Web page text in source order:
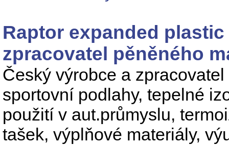
Raptor expanded
zpracovatel pěněného
Český výrobce a
sportovní podlahy, tepelné
použití v aut.průmyslu,
tašek, výplňové materiály,